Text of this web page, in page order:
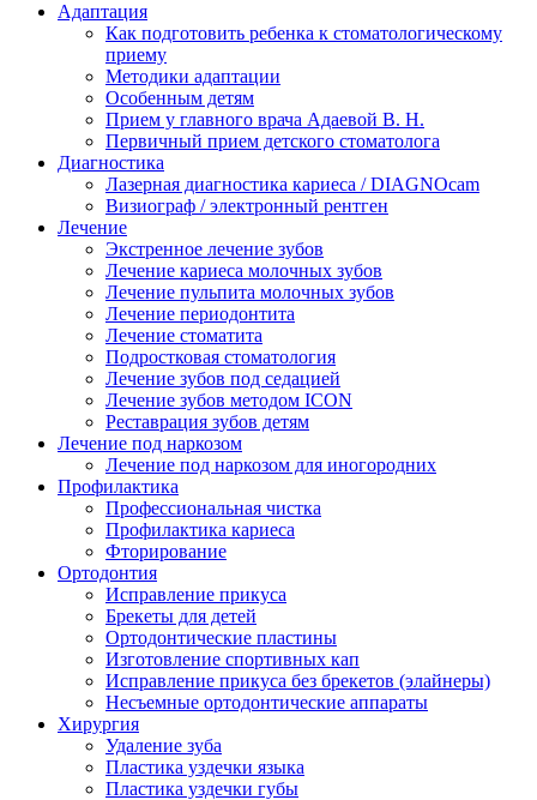
Адаптация
Как подготовить ребенка к стоматологическому
приему
Методики адаптации
Особенным детям
Прием у главного врача Адаевой В. Н.
Первичный прием детского стоматолога
Диагностика
Лазерная диагностика кариеса / DIAGNOcam
Визиограф / электронный рентген
Лечение
Экстренное лечение зубов
Лечение кариеса молочных зубов
Лечение пульпита молочных зубов
Лечение периодонтита
Лечение стоматита
Подростковая стоматология
Лечение зубов под седацией
Лечение зубов методом ICON
Реставрация зубов детям
Лечение под наркозом
Лечение под наркозом для иногородних
Профилактика
Профессиональная чистка
Профилактика кариеса
Фторирование
Ортодонтия
Исправление прикуса
Брекеты для детей
Ортодонтические пластины
Изготовление спортивных кап
Исправление прикуса без брекетов (элайнеры)
Несъемные ортодонтические аппараты
Хирургия
Удаление зуба
Пластика уздечки языка
Пластика уздечки губы